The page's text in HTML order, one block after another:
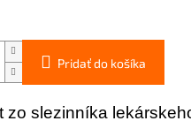
Pridať do košíka
zo slezinníka